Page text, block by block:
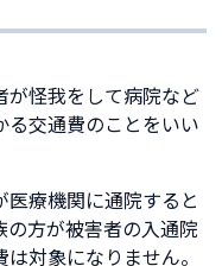
が怪我をして病院など
交通費のことをいい
療機関に通院すると
方が被害者の入通院
対象になりません。